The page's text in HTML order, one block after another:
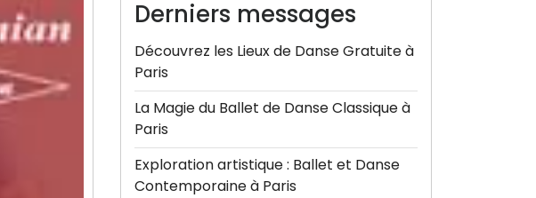
Derniers messages
Découvrez les Lieux de Danse Gratuite à
Paris
La Magie du Ballet de Danse Classique à
Paris
Exploration artistique : Ballet et Danse
Contemporaine à Paris